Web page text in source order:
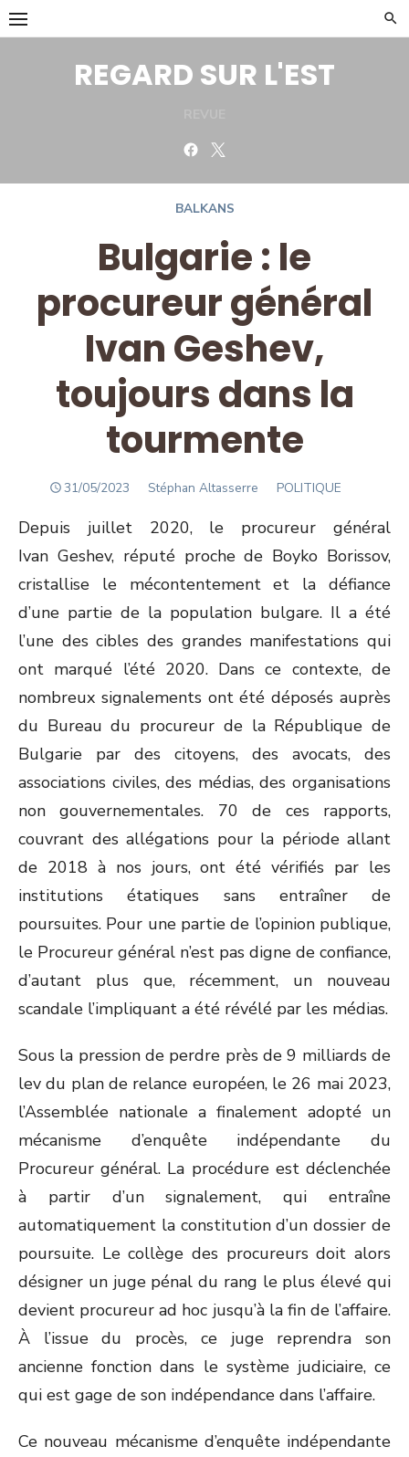
Skip
to
REGARD SUR L'EST
Facebook
BALKANS
Bulgarie : le
procureur général
Ivan Geshev,
toujours dans la
tourmente
POSTED
31/05/2023 Author
Stéphan Altasserre POLITIQUE
Depuis juillet 2020, le procureur général
Ivan Geshev, réputé proche de Boyko Borissov,
cristallise le mécontentement et la défiance
d’une partie de la population bulgare. Il a été
l’une des cibles des grandes manifestations qui
ont marqué l’été 2020. Dans ce contexte, de
nombreux signalements ont été déposés auprès
du Bureau du procureur de la République de
Bulgarie par des citoyens, des avocats, des
associations civiles, des médias, des organisations
non gouvernementales. 70 de ces rapports,
couvrant des allégations pour la période allant
de 2018 à nos jours, ont été vérifiés par les
institutions étatiques sans entraîner de
poursuites. Pour une partie de l’opinion publique,
le Procureur général n’est pas digne de confiance,
d’autant plus que, récemment, un nouveau
scandale l’impliquant a été révélé par les médias.
Sous la pression de perdre près de 9 milliards de
lev du plan de relance européen, le 26 mai 2023,
l’Assemblée nationale a finalement adopté un
mécanisme d’enquête indépendante du
Procureur général. La procédure est déclenchée
à partir d’un signalement, qui entraîne
automatiquement la constitution d’un dossier de
poursuite. Le collège des procureurs doit alors
désigner un juge pénal du rang le plus élevé qui
devient procureur ad hoc jusqu’à la fin de l’affaire.
À l’issue du procès, ce juge reprendra son
ancienne fonction dans le système judiciaire, ce
qui est gage de son indépendance dans l’affaire.
Ce nouveau mécanisme d’enquête indépendante